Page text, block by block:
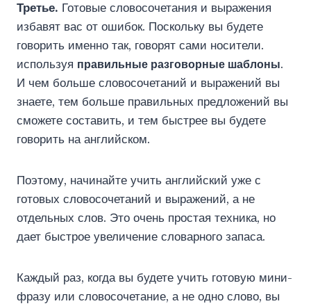
Третье. Готовые словосочетания и выражения
избавят вас от ошибок. Поскольку вы будете
говорить именно так, говорят сами носители.
используя правильные разговорные шаблоны.
И чем больше словосочетаний и выражений вы
знаете, тем больше правильных предложений вы
сможете составить, и тем быстрее вы будете
говорить на английском.
Поэтому, начинайте учить английский уже с
готовых словосочетаний и выражений, а не
отдельных слов. Это очень простая техника, но
дает быстрое увеличение словарного запаса.
Каждый раз, когда вы будете учить готовую мини-
фразу или словосочетание, а не одно слово, вы